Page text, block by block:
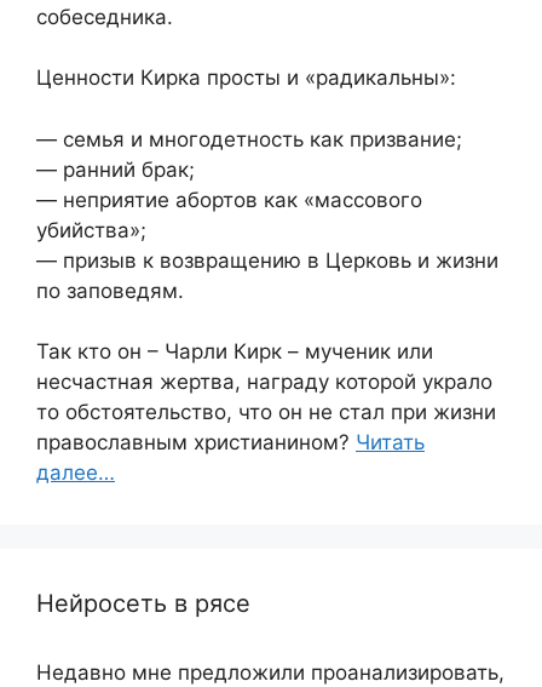
собеседника.
Ценности Кирка просты и «радикальны»:
— семья и многодетность как призвание;
— ранний брак;
— неприятие абортов как «массового
убийства»;
— призыв к возвращению в Церковь и жизни
по заповедям.
Так кто он – Чарли Кирк – мученик или
несчастная жертва, награду которой украло
то обстоятельство, что он не стал при жизни
православным христианином? Читать
далее…
Нейросеть в рясе
Недавно мне предложили проанализировать,